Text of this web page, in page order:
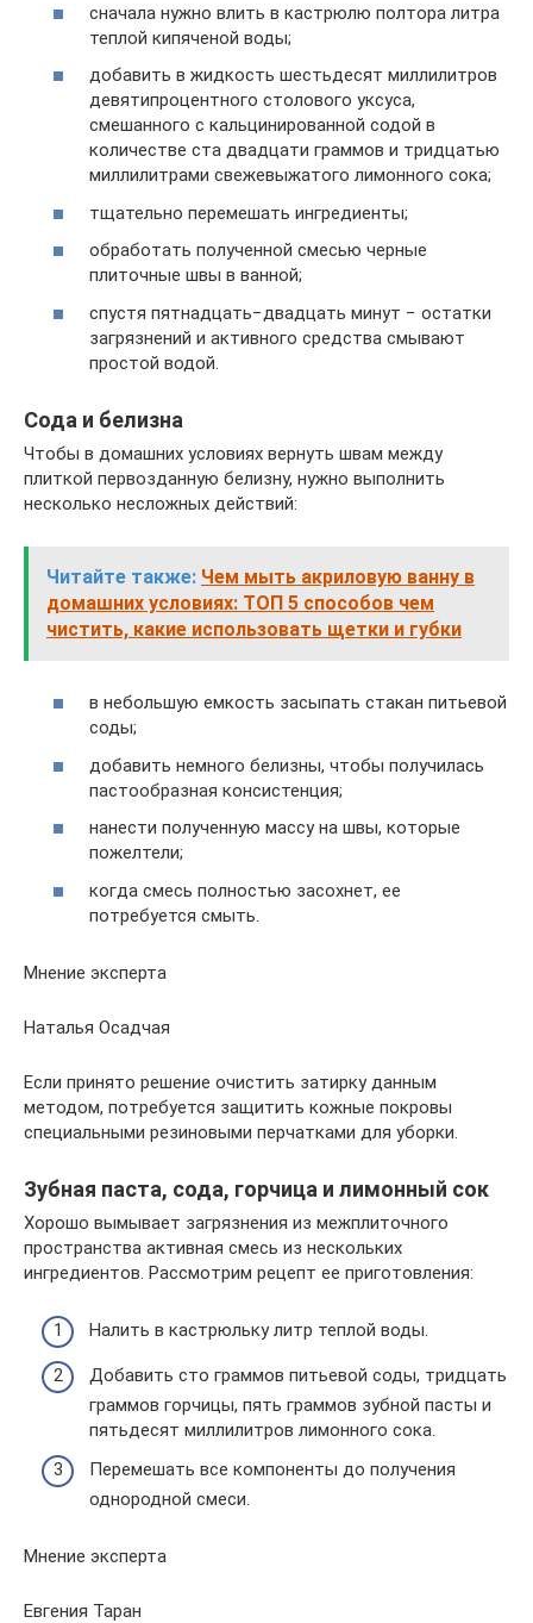
сначала нужно влить в кастрюлю полтора литра
теплой кипяченой воды;
добавить в жидкость шестьдесят миллилитров
девятипроцентного столового уксуса,
смешанного с кальцинированной содой в
количестве ста двадцати граммов и тридцатью
миллилитрами свежевыжатого лимонного сока;
тщательно перемешать ингредиенты;
обработать полученной смесью черные
плиточные швы в ванной;
спустя пятнадцать−двадцать минут − остатки
загрязнений и активного средства смывают
простой водой.
Сода и белизна
Чтобы в домашних условиях вернуть швам между
плиткой первозданную белизну, нужно выполнить
несколько несложных действий:
Читайте также: Чем мыть акриловую ванну в
домашних условиях: ТОП 5 способов чем
чистить, какие использовать щетки и губки
в небольшую емкость засыпать стакан питьевой
соды;
добавить немного белизны, чтобы получилась
пастообразная консистенция;
нанести полученную массу на швы, которые
пожелтели;
когда смесь полностью засохнет, ее
потребуется смыть.
Мнение эксперта
Наталья Осадчая
Если принято решение очистить затирку данным
методом, потребуется защитить кожные покровы
специальными резиновыми перчатками для уборки.
Зубная паста, сода, горчица и лимонный сок
Хорошо вымывает загрязнения из межплиточного
пространства активная смесь из нескольких
ингредиентов. Рассмотрим рецепт ее приготовления:
Налить в кастрюльку литр теплой воды.
Добавить сто граммов питьевой соды, тридцать
граммов горчицы, пять граммов зубной пасты и
пятьдесят миллилитров лимонного сока.
Перемешать все компоненты до получения
однородной смеси.
Мнение эксперта
Евгения Таран